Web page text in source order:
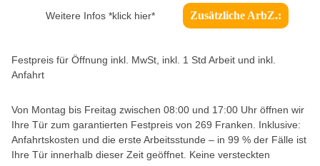
Weitere Infos *klick hier* Zusätzliche ArbZ.:
Festpreis für Öffnung inkl. MwSt, inkl. 1 Std Arbeit und inkl.
Anfahrt
Von Montag bis Freitag zwischen 08:00 und 17:00 Uhr öffnen wir
Ihre Tür zum garantierten Festpreis von 269 Franken. Inklusive:
Anfahrtskosten und die erste Arbeitsstunde – in 99 % der Fälle ist
Ihre Tür innerhalb dieser Zeit geöffnet. Keine versteckten